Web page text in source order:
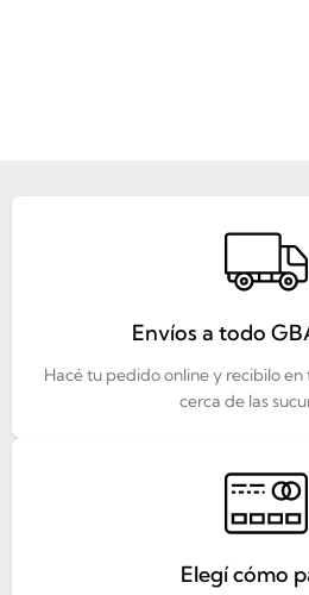
Envíos a todo
Hacé tu pedido online y recibilo
cerca de las
Elegí cómo